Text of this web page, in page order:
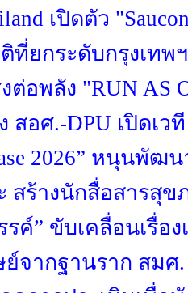
เปิดตัว
ที่ยกระดับกรุงเทพ
ต่อพลัง "RUN AS
อศ.-DPU เปิดเวที
2026” หนุนพั
สร้างนักสื่อสารสุ
รค์” ขับเคลื่อนเรื่อ
จากฐานราก สมศ.